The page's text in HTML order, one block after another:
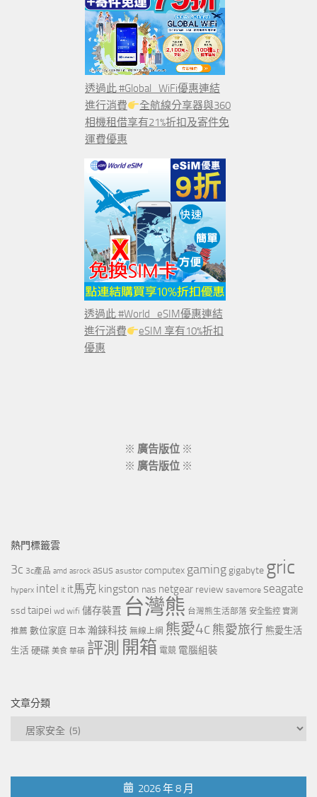
透過此 #Global_WiFi優惠連結
進行消費
全航線分享器與360
相機租借享有21%折扣及寄件免
運費優惠
透過此 #World_eSIM優惠連結
進行消費
eSIM 享有10%折扣
優惠
※ 廣告版位 ※
※ 廣告版位 ※
熱門標籤雲
3c 3c產品 amd asrock asus asustor computex gaming gigabyte gric
hyperx intel it it馬克 kingston nas netgear review savemore seagate
ssdtaipei wd wifi 儲存裝置 台灣熊 台灣熊生活部落 安全監控 實測
推薦 數位家庭 日本 瀚錸科技 無線上網 熊愛4c熊愛旅行 熊愛生活
生活 硬碟 美食 華碩 評測 開箱 電競 電腦組裝
文章分類
類
2026 年 8 月